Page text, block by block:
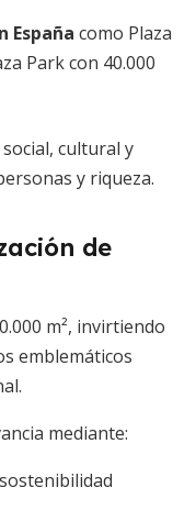
España como Plaza
Park con 40.000
cultural y
y riqueza.
de
m², invirtiendo
emblemáticos
mediante: